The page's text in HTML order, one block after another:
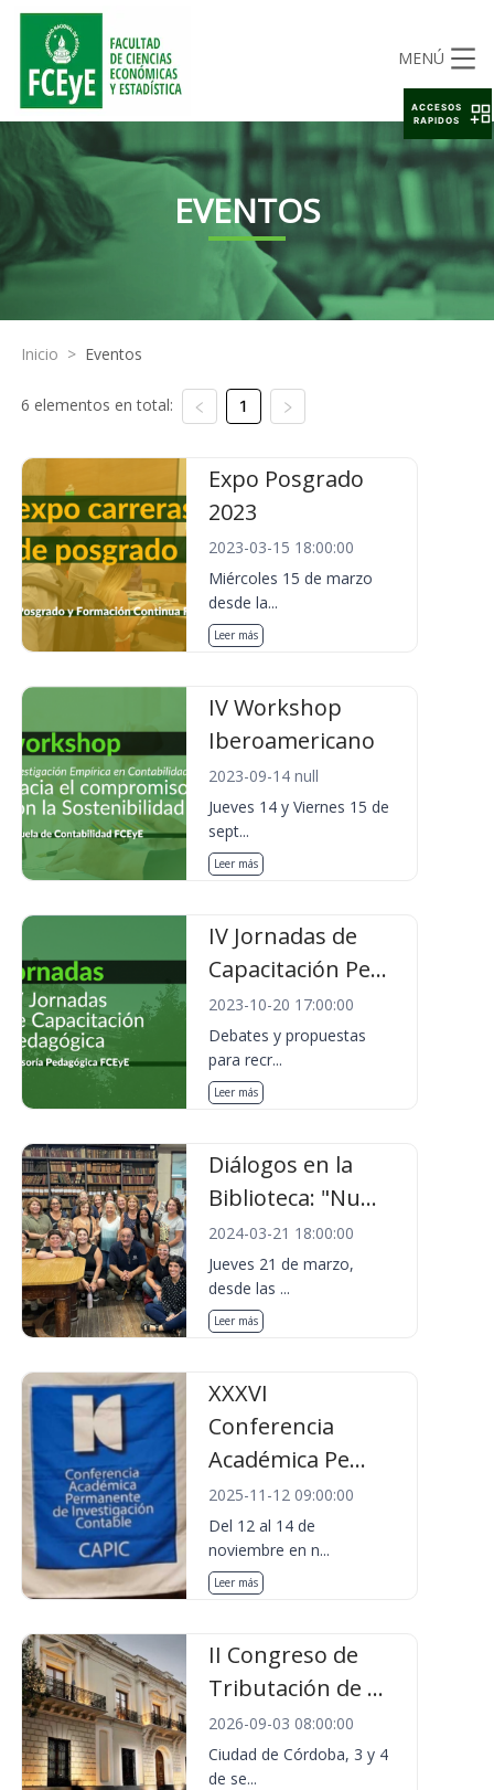
MENÚ
EVENTOS
Inicio > Eventos
6 elementos en total: 1
Expo Posgrado
2023
2023-03-15 18:00:00
Miércoles 15 de marzo
desde la...
Leer más
IV Workshop
Iberoamericano
2023-09-14 null
Jueves 14 y Viernes 15 de
sept...
Leer más
IV Jornadas de
Capacitación Pe...
2023-10-20 17:00:00
Debates y propuestas
para recr...
Leer más
Diálogos en la
Biblioteca: "Nu...
2024-03-21 18:00:00
Jueves 21 de marzo,
desde las ...
Leer más
XXXVI
Conferencia
Académica Pe...
2025-11-12 09:00:00
Del 12 al 14 de
noviembre en n...
Leer más
II Congreso de
Tributación de ...
2026-09-03 08:00:00
Ciudad de Córdoba, 3 y 4
de se...
ACCESOS
RAPIDOS